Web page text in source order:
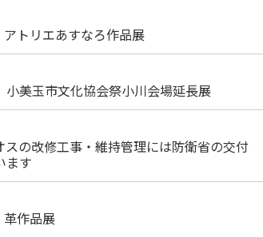
アトリエあすなろ作品展
小美玉市文化協会祭小川会場延長展
の改修工事・維持管理には防衛省の交付
ます
革作品展